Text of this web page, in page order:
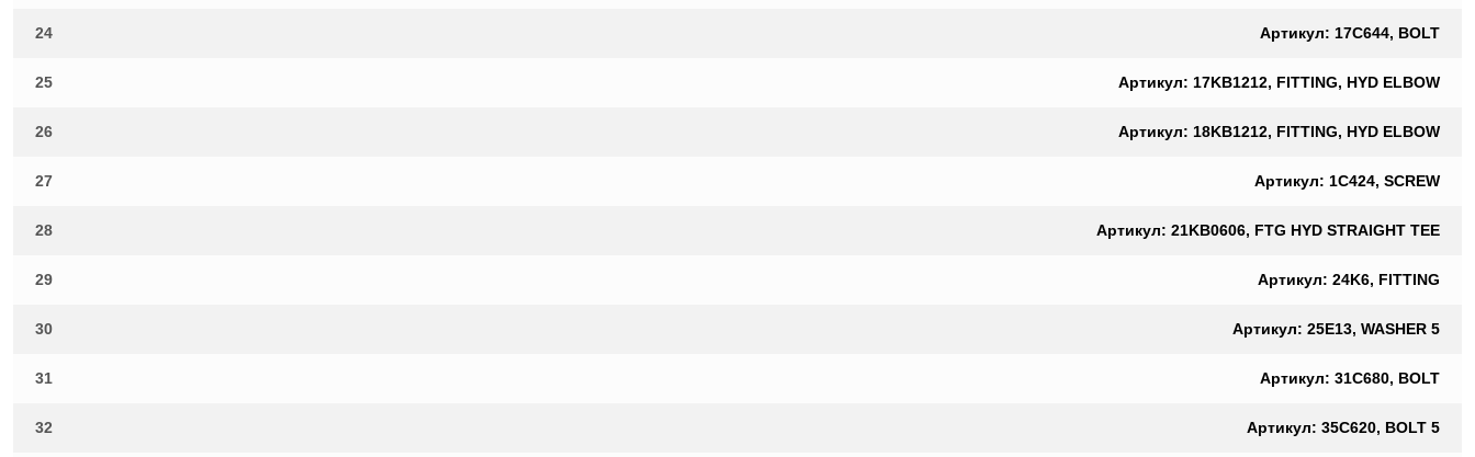
24 Артикул: 17C644, BOLT
25 Артикул: 17KB1212, FITTING, HYD ELBOW
26 Артикул: 18KB1212, FITTING, HYD ELBOW
27 Артикул: 1C424, SCREW
28 Артикул: 21KB0606, FTG HYD STRAIGHT TEE
29 Артикул: 24K6, FITTING
30 Артикул: 25E13, WASHER 5
31 Артикул: 31C680, BOLT
32 Артикул: 35C620, BOLT 5